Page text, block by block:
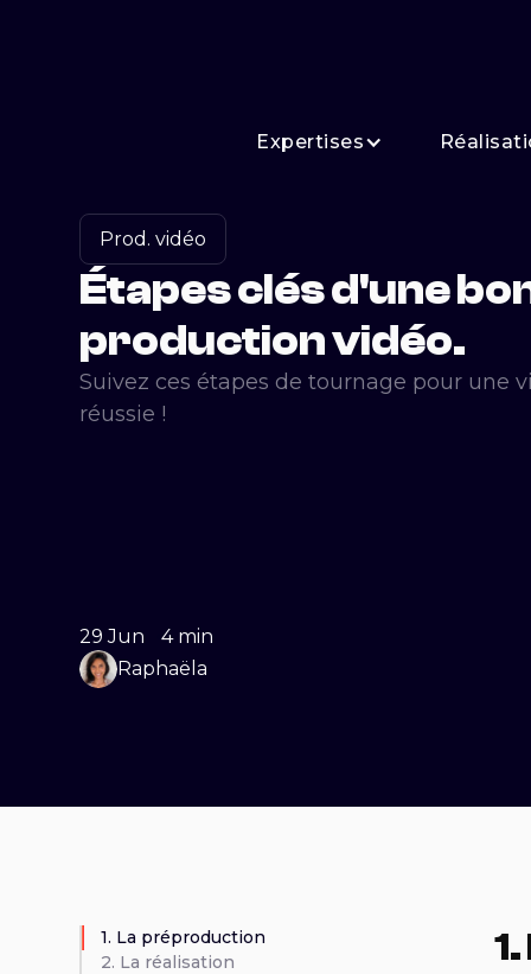
Expertises
Prod. vidéo
Étapes clés d'une
production vidéo.
Suivez ces étapes de tournage pour une
réussie !
29 Jun
4 min
Raphaëla
1. La préproduction
2. La réalisation